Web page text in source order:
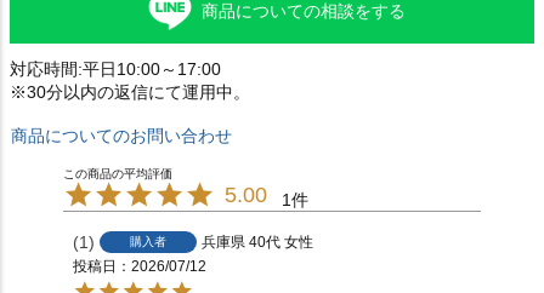
商品についての相談をする
対応時間:平日10:00～17:00
※30分以内の返信にて運用中。
商品についてのお問い合わせ
5.00 1
1 購入者 兵庫県 40代 女性
投稿日
2026/07/12